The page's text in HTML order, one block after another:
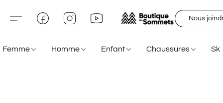
Nous
Femme Homme Enfant Chaussures